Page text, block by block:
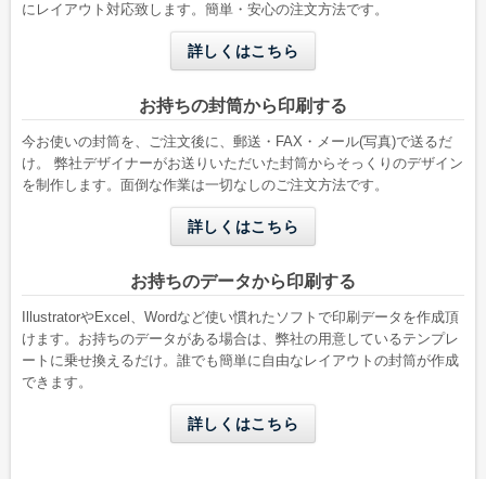
洋形2号タテ
にレイアウト対応致します。簡単・安心の注文方法です。
詳しくはこちら
お持ちの封筒から印刷する
今お使いの封筒を、ご注文後に、郵送・FAX・メール(写真)で送るだ
け。 弊社デザイナーがお送りいただいた封筒からそっくりのデザイン
を制作します。面倒な作業は一切なしのご注文方法です。
詳しくはこちら
お持ちのデータから印刷する
IllustratorやExcel、Wordなど使い慣れたソフトで印刷データを作成頂
けます。お持ちのデータがある場合は、弊社の用意しているテンプレ
ートに乗せ換えるだけ。誰でも簡単に自由なレイアウトの封筒が作成
できます。
詳しくはこちら